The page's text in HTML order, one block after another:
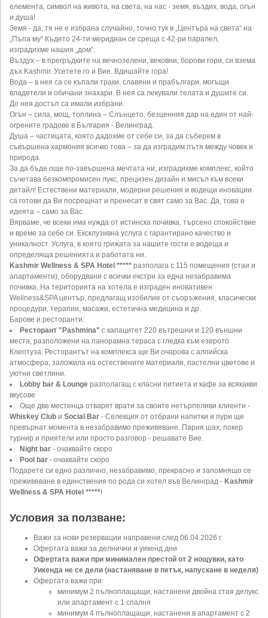
елемента, символ на живота, на света, на нас - земя, въздих, вода, огън
и душа!
Земя - да, тя не е избрана случайно, точно тук в „Центъра на света“ на
„Пъпа му“ Където 24-ти меридиан се среща с 42-ри паралел,
изградихме нашия „дом“.
Въздух – в прегръдките на вечнозелени, вековни, борови гори, си взема
дъх Kashmir. Усетете го и Вие. Вдишайте гора!
Вода – в нея са се къпали траки, славяни и прабългари, могъщи
владетели и обичани знахари. В нея са лекували телата и душите си.
До нея достъп са имали избрани.
Огън – сила, мощ, топлина – Слънцето, безценния дар на един от най-
огрените градове в България - Велинград.
Душа – частицата, която дадохме от себе си, за да съберем в
съвършена хармония всичко това – за да изградим пътя между човек и
природа.
За да бъде още по-завършена мечтата ни, изградихме комплекс, който
съчетава безкомпромисен лукс, прецизен дизайн и мисъл към всеки
детайл! Естествени материали, модерни решения и водещи иновации
са готови да Ви посрещнат и пренесат в свят само за Вас. Да, това е
идеята – само за Вас.
Вярваме, че всеки има нужда от истинска почивка, търсено спокойствие
и време за себе си. Ексклузивна услуга с гарантирано качество и
уникалност. Услуга, в която грижата за нашите гости е водеща и
определяща решенията и работата ни.
Kashmir Wellness & SPA Hotel ***** разполага с 115 помещения (стаи и
апартаменти), оборудвани с всички екстри за една незабравима
почивка. На територията на хотела е изграден иновативен
Wellness&SPA център, предлагащ изобилие от съоръжения, класически
процедури, терапии, масажи, естетична медицина и др.
Барове и ресторанти:
Ресторант "Pashmina" с капацитет 220 вътрешни и 120 външни
места, разположени на панорамна тераса с гледка към езерото
Клептуза. Ресторантът на комплекса ще Ви очарова с алпийска
атмосфера, заложила на естествените материали, пастелни цветове и
уютни светлини.
Lobby bar & Lounge разполагащ с класни питиета и кафе за всякакви
вкусове
Oще две местенца отварят врати за своите нетърпеливи клиенти -
Whiskey Club и Social Bar - Селекция от отбрани напитки и пури ще
превърнат момента в незабравимо преживяване. Пария шах, покер
турнир и приятели или просто разговор - решавате Вие.
Night bar - очаквайте скоро
Pool bar - очаквайте скоро
Подарете си едно различно, незабравимо, прекрасно и запомнящо се
преживяване в единствения по рода си хотел във Велинград - Kashmir
Wellness & SPA Hotel *****!
Условия за ползване:
Важи за нови резервации направени след 06.04.2026 г.
Офертата важи за делнични и уикенд дни
Офертата важи при минимален престой от 2 нощувки, като
Уикенда не се дели (настаняване в петък, напускане в неделя)
Офертата важи при:
минимум 2 пълноплащащи, настанени двойна стая делукс
или апартамент с 1 спалня
минимум 4 пълноплащащи, настанени в апартамент с 2